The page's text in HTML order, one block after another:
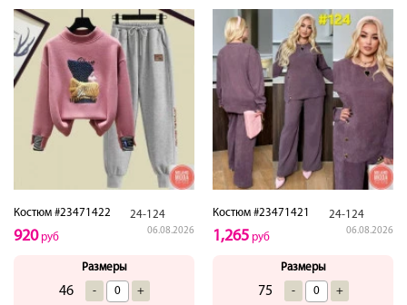
Костюм #23471422 24-124
06.08.2026
920руб
Размеры
46 - +
Костюм #23471421 24-124
06.08.2026
1,265 руб
Размеры
75 - +